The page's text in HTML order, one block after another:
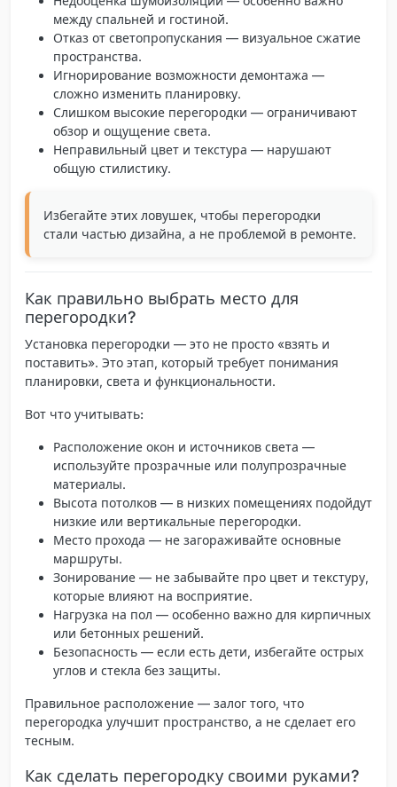
между спальней и гостиной.
Отказ от светопропускания — визуальное сжатие
пространства.
Игнорирование возможности демонтажа —
сложно изменить планировку.
Слишком высокие перегородки — ограничивают
обзор и ощущение света.
Неправильный цвет и текстура — нарушают
общую стилистику.
Избегайте этих ловушек, чтобы перегородки
стали частью дизайна, а не проблемой в ремонте.
Как правильно выбрать место для
перегородки?
Установка перегородки — это не просто «взять и
поставить». Это этап, который требует понимания
планировки, света и функциональности.
Вот что учитывать:
Расположение окон и источников света —
используйте прозрачные или полупрозрачные
материалы.
Высота потолков — в низких помещениях подойдут
низкие или вертикальные перегородки.
Место прохода — не загораживайте основные
маршруты.
Зонирование — не забывайте про цвет и текстуру,
которые влияют на восприятие.
Нагрузка на пол — особенно важно для кирпичных
или бетонных решений.
Безопасность — если есть дети, избегайте острых
углов и стекла без защиты.
Правильное расположение — залог того, что
перегородка улучшит пространство, а не сделает его
тесным.
Как сделать перегородку своими руками?